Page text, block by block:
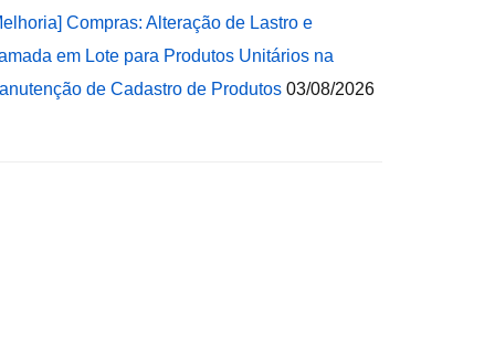
Compras: Alteração de Lastro e
em Lote para Produtos Unitários na
de Cadastro de Produtos 03/08/2026